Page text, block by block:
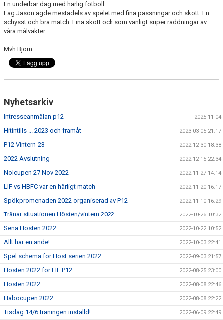
En underbar dag med härlig fotboll.
Lag Jason ägde mestadels av spelet med fina passningar och skott. En
schysst och bra match. Fina skott och som vanligt super räddningar av
våra målvakter.
Mvh Björn
Nyhetsarkiv
Intresseanmälan p12 2025-11-04
Hitintills ... 2023 och framåt 2023-03-05 21:17
P12 Vintern-23 2022-12-30 18:38
2022 Avslutning 2022-12-15 22:34
Nolcupen 27 Nov 2022 2022-11-27 14:14
LIF vs HBFC var en härligt match 2022-11-20 16:17
Spökpromenaden 2022 organiserad av P12 2022-11-10 16:29
Tränar situationen Hösten/vintern 2022 2022-10-26 10:32
Sena Hösten 2022 2022-10-22 10:52
Allt har en ände! 2022-10-03 22:41
Spel schema för Höst serien 2022 2022-09-03 21:57
Hösten 2022 för LIF P12 2022-08-25 23:00
Hösten 2022 2022-08-08 22:46
Habocupen 2022 2022-08-08 22:22
Tisdag 14/6 träningen inställd! 2022-06-09 22:49